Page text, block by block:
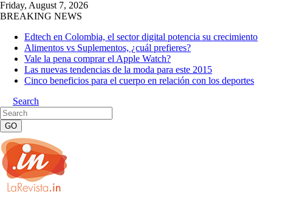
Friday, August 7, 2026
BREAKING NEWS
Edtech en Colombia, el sector digital potencia su crecimiento
Alimentos vs Suplementos, ¿cuál prefieres?
Vale la pena comprar el Apple Watch?
Las nuevas tendencias de la moda para este 2015
Cinco beneficios para el cuerpo en relación con los deportes
Search